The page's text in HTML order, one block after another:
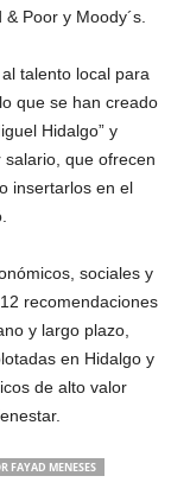
Poor y Moody´s.
talento local para
que se han creado
Hidalgo” y
que ofrecen
insertarlos en el
sociales y
recomendaciones
y largo plazo,
en Hidalgo y
de alto valor
FAYAD MENESES